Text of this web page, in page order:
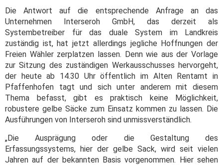
Die Antwort auf die entsprechende Anfrage an das
Unternehmen Interseroh GmbH, das derzeit als
Systembetreiber für das duale System im Landkreis
zuständig ist, hat jetzt allerdings jegliche Hoffnungen der
Freien Wähler zerplatzen lassen. Denn wie aus der Vorlage
zur Sitzung des zuständigen Werkausschusses hervorgeht,
der heute ab 14.30 Uhr öffentlich im Alten Rentamt in
Pfaffenhofen tagt und sich unter anderem mit diesem
Thema befasst, gibt es praktisch keine Möglichkeit,
robustere gelbe Säcke zum Einsatz kommen zu lassen. Die
Ausführungen von Interseroh sind unmissverständlich.
„Die Ausprägung oder die Gestaltung des
Erfassungssystems, hier der gelbe Sack, wird seit vielen
Jahren auf der bekannten Basis vorgenommen. Hier sehen